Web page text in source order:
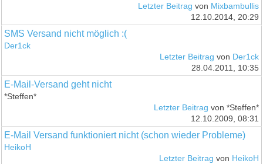
Letzter Beitrag von Mixbambullis
12.10.2014, 20:29
SMS Versand nicht möglich :(
Der1ck
Letzter Beitrag von Der1ck
28.04.2011, 10:35
E-Mail-Versand geht nicht
*Steffen*
Letzter Beitrag von *Steffen*
12.10.2009, 08:31
E-Mail Versand funktioniert nicht (schon wieder Probleme)
HeikoH
Letzter Beitrag von HeikoH